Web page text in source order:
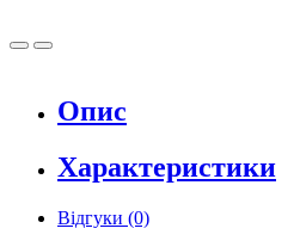
Опис
Характеристики
Відгуки (0)